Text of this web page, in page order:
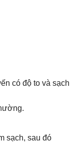
có độ to và sạch
sạch, sau đó